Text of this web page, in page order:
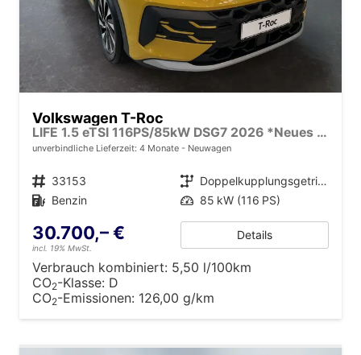
Volkswagen T-Roc
LIFE 1.5 eTSI 116PS/85kW DSG7 2026 *Neues Modell*
unverbindliche Lieferzeit: 4 Monate Neuwagen
Fahrzeugnr. 33153 Getriebe
Doppelkupplungsgetriebe (DSG)
Kraftstoff Benzin Leistung 85 kW (116 PS)
30.700,– €
incl. 19% MwSt.
Details
Verbrauch kombiniert: 5,50 l/100km
CO2-Klasse: D
CO2-Emissionen: 126,00 g/km